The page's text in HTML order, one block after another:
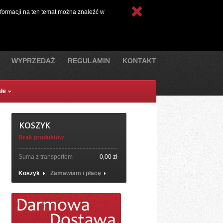
na ten temat można znaleźć w
WYPRZEDAŻ REGULAMIN KONTAKT
Waluta:
Polski
KOSZYK
Brak produktów
Suma z transportem 0,00 zł
Koszyk Zamawiam i płacę